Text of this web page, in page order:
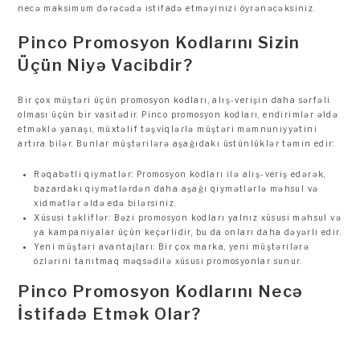
necə maksimum dərəcədə istifadə etməyinizi öyrənəcəksiniz.
Pinco Promosyon Kodlarını Sizin
Üçün Niyə Vacibdir?
Bir çox müştəri üçün promosyon kodları, alış-verişin daha sərfəli
olması üçün bir vasitədir. Pinco promosyon kodları, endirimlər əldə
etməklə yanaşı, müxtəlif təşviqlərlə müştəri məmnuniyyətini
artıra bilər. Bunlar müştərilərə aşağıdakı üstünlüklər təmin edir:
Rəqabətli qiymətlər: Promosyon kodları ilə alış-veriş edərək,
bazardakı qiymətlərdən daha aşağı qiymətlərlə məhsul və
xidmətlər əldə edə bilərsiniz.
Xüsusi təkliflər: Bəzi promosyon kodları yalnız xüsusi məhsul və
ya kampaniyalar üçün keçərlidir, bu da onları daha dəyərli edir.
Yeni müştəri avantajları: Bir çox marka, yeni müştərilərə
özlərini tanıtmaq məqsədilə xüsusi promosyonlar sunur.
Pinco Promosyon Kodlarını Necə
İstifadə Etmək Olar?